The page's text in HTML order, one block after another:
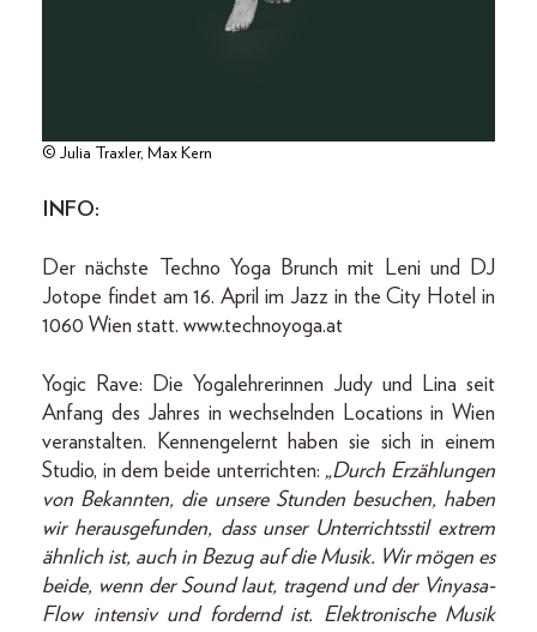
© Julia Traxler, Max Kern
INFO:
Der nächste Techno Yoga Brunch mit Leni und DJ
Jotope findet am 16. April im Jazz in the City Hotel in
1060 Wien statt. www.technoyoga.at
Yogic Rave: Die Yogalehrerinnen Judy und Lina seit
Anfang des Jahres in wechselnden Locations in Wien
veranstalten. Kennengelernt haben sie sich in einem
Studio, in dem beide unterrichten: „Durch Erzählungen
von Bekannten, die unsere Stunden besuchen, haben
wir herausgefunden, dass unser Unterrichtsstil extrem
ähnlich ist, auch in Bezug auf die Musik. Wir mögen es
beide, wenn der Sound laut, tragend und der Vinyasa-
Flow intensiv und fordernd ist. Elektronische Musik